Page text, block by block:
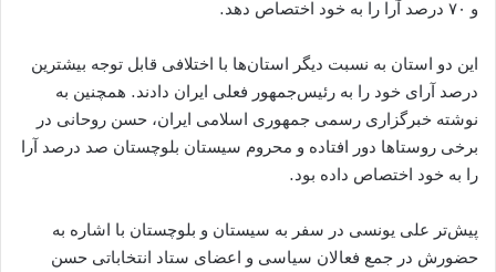
و ۷۰ درصد آرا را به خود اختصاص دهد.
این دو استان به نسبت دیگر استان‌ها با اختلافی قابل توجه بیشترین
درصد آرای خود را به رئیس‌جمهور فعلی ایران دادند. همچنین به
نوشته خبرگزاری رسمی جمهوری اسلامی ایران، حسن روحانی در
برخی روستا‌ها دور افتاده و محروم سیستان بلوچستان صد درصد آرا
را به خود اختصاص داده بود.
پیش‌‌تر علی یونسی در سفر به سیستان و بلوچستان با اشاره به
حضورش در جمع فعالان سیاسی و اعضای ستاد انتخاباتی حسن